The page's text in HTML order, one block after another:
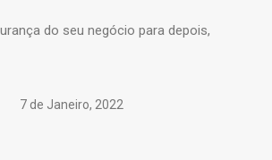
do seu negócio para depois,
7 de Janeiro, 2022